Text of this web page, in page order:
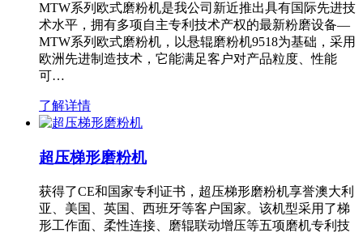
MTW系列欧式磨粉机是我公司新近推出具有国际先进技
术水平，拥有多项自主专利技术产权的最新粉磨设备—
MTW系列欧式磨粉机，以悬辊磨粉机9518为基础，采用
欧洲先进制造技术，它能满足客户对产品粒度、性能
可…
了解详情
超压梯形磨粉机
获得了CE和国家专利证书，超压梯形磨粉机享誉澳大利
亚、美国、英国、西班牙等客户国家。该机型采用了梯
形工作面、柔性连接、磨辊联动增压等五项磨机专利技